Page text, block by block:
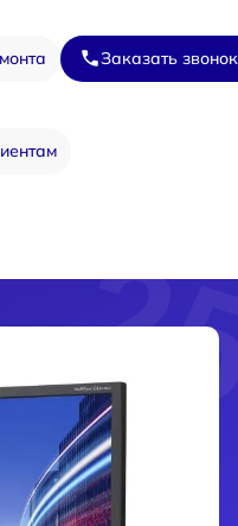
Заказать звонок